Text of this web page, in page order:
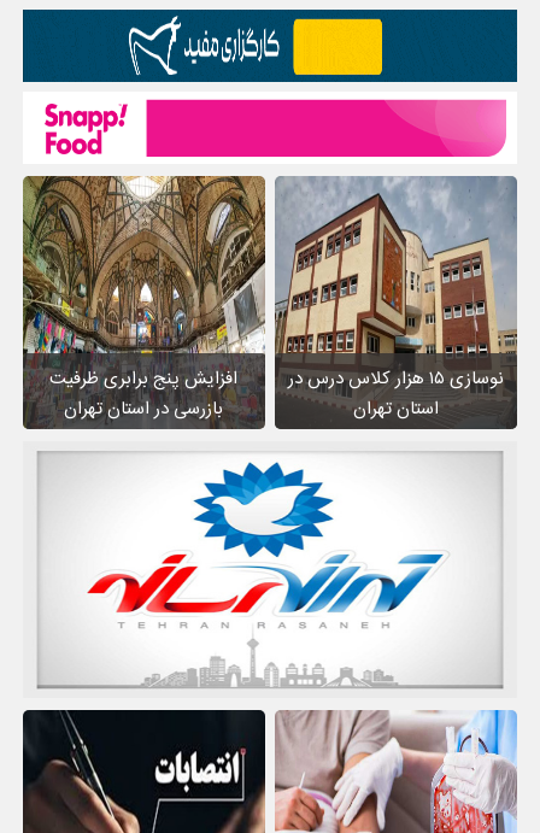
نوسازی ۱۵ هزار کلاس درس در
استان تهران
افزایش پنج برابری ظرفیت
بازرسی در استان تهران